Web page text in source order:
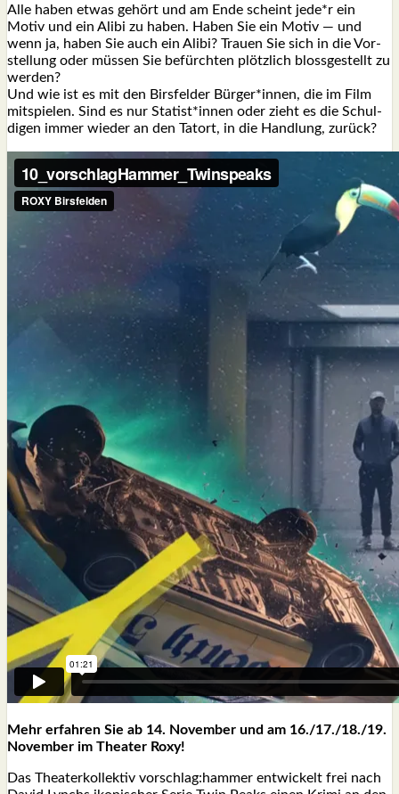
Alle haben etwas gehört und am Ende scheint jede*r ein
Motiv und ein Ali­bi zu haben. Haben Sie ein Motiv — und
wenn ja, haben Sie auch ein Ali­bi? Trau­en Sie sich in die Vor­
stel­lung oder müs­sen Sie befürch­ten plötz­lich bloss­ge­stellt zu
wer­den?
Und wie ist es mit den Birs­fel­der Bürger*innen, die im Film
mit­spie­len. Sind es nur Statist*innen oder zieht es die Schul­
di­gen immer wie­der an den Tat­ort, in die Hand­lung, zurück?
Mehr erfah­ren Sie ab 14. Novem­ber und am 16./17./18./19.
Novem­ber im Thea­ter Roxy!
Das Thea­ter­kol­lek­tiv vorschlag:hammer ent­wi­ckelt frei nach